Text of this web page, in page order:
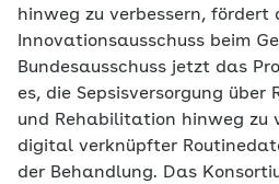
hinweg zu verbessern, fördert
Innovationsausschuss beim
Bundesausschuss jetzt das
es, die Sepsisversorgung über
und Rehabilitation hinweg zu
digital verknüpfter
der Behandlung. Das